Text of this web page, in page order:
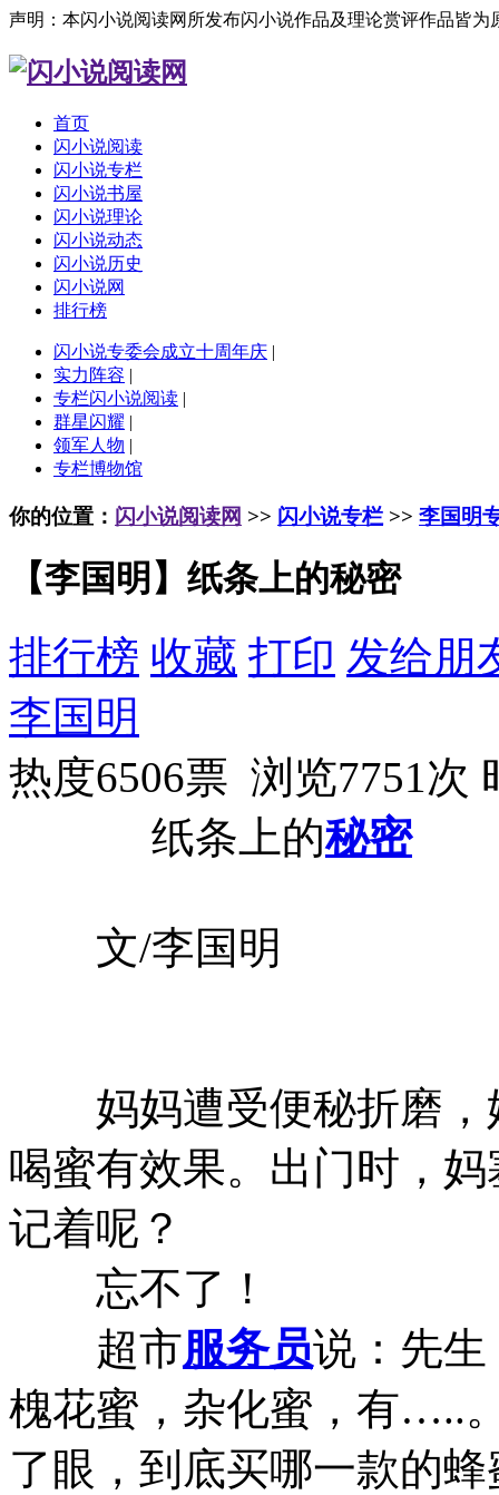
声明：本闪小说阅读网所发布闪小说作品及理论赏评作品皆
首页
闪小说阅读
闪小说专栏
闪小说书屋
闪小说理论
闪小说动态
闪小说历史
闪小说网
排行榜
闪小说专委会成立十周年庆 |
实力阵容 |
专栏闪小说阅读 |
群星闪耀 |
领军人物 |
专栏博物馆
你的位置： 闪小说阅读网 >> 闪小说专栏 >> 李国明
【李国明】纸条上的秘密
排行榜 收藏 打印 发给朋
李国明
热度6506票 浏览7751次
纸条上的秘密
文/李国明
妈妈遭受便秘折磨，
喝蜜有效果。出门时，
记着呢？
忘不了！
超市服务员说：先
槐花蜜，杂化蜜，有…..
了眼，到底买哪一款的